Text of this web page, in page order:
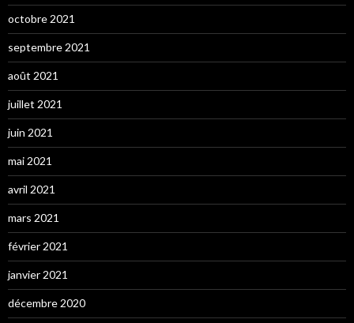
octobre 2021
septembre 2021
août 2021
juillet 2021
juin 2021
mai 2021
avril 2021
mars 2021
février 2021
janvier 2021
décembre 2020